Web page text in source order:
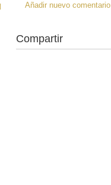
Añadir nuevo comentario
Compartir